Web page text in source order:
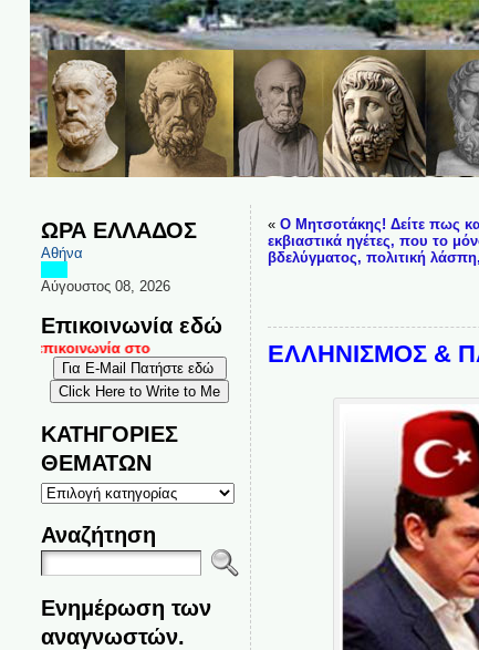
ΩΡΑ ΕΛΛΑΔΟΣ
Αθήνα
Αύγουστος 08, 2026
Επικοινωνία εδώ
στο
ΚΑΤΗΓΟΡΙΕΣ
ΘΕΜΑΤΩΝ
ΚΑΤΗΓΟΡΙΕΣ
ΘΕΜΑΤΩΝ
Αναζήτηση
Ενημέρωση των
αναγνωστών.
« Ο Μητσοτάκης! Δείτε πως
εκβιαστικά ηγέτες, που το
βδελύγματος, πολιτική
ΕΛΛΗΝΙΣΜΟΣ &